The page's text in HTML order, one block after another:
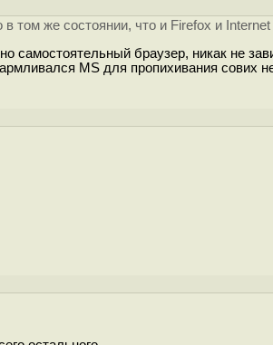
том же состоянии, что и Firefox и
самостоятельный браузер, никак не
MS для пропихивания сових